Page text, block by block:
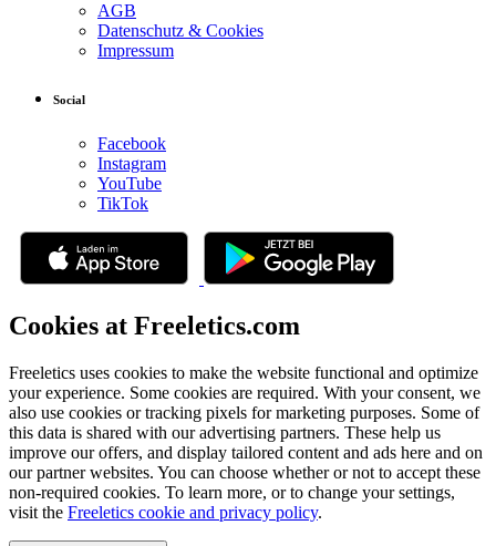
AGB
Datenschutz & Cookies
Impressum
Social
Facebook
Instagram
YouTube
TikTok
Cookies at Freeletics.com
Freeletics uses cookies to make the website functional and optimize
your experience. Some cookies are required. With your consent, we
also use cookies or tracking pixels for marketing purposes. Some of
this data is shared with our advertising partners. These help us
improve our offers, and display tailored content and ads here and on
our partner websites. You can choose whether or not to accept these
non-required cookies. To learn more, or to change your settings,
visit the Freeletics cookie and privacy policy.